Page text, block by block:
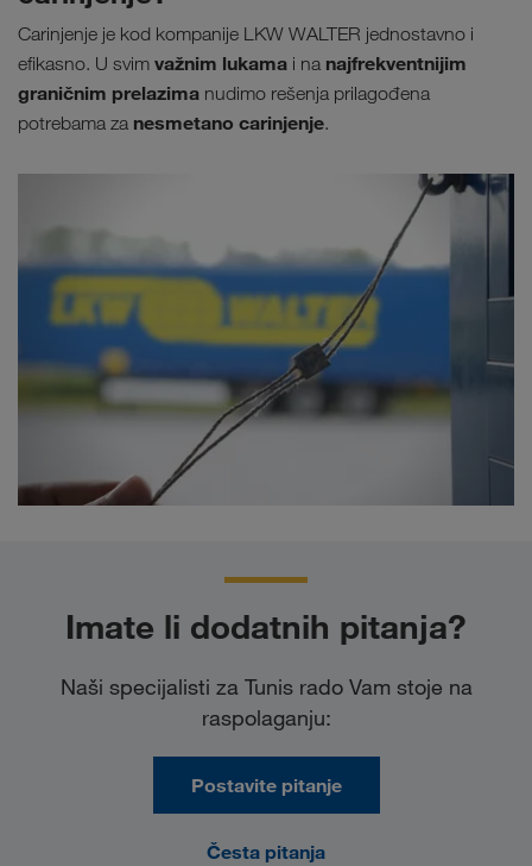
Carinjenje je kod kompanije LKW WALTER jednostavno i
efikasno. U svim važnim lukama i na najfrekventnijim
graničnim prelazima nudimo rešenja prilagođena
potrebama za nesmetano carinjenje.
Imate li dodatnih pitanja?
Naši specijalisti za Tunis rado Vam stoje na
raspolaganju:
Postavite pitanje
Česta pitanja